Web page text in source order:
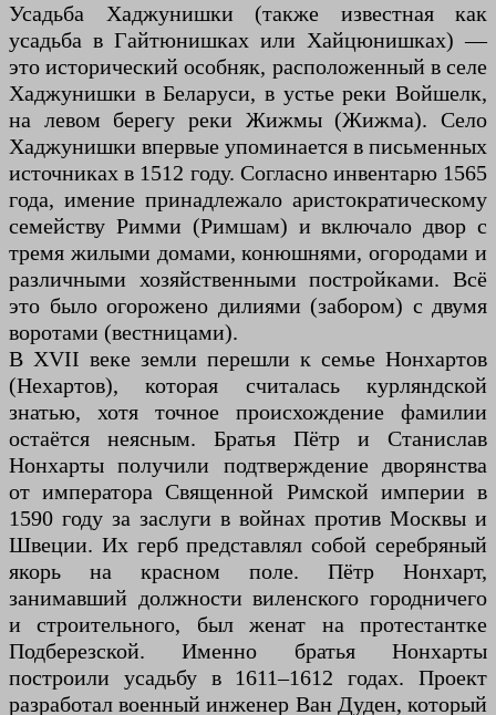
Усадьба Хаджунишки (также известная как
усадьба в Гайтюнишках или Хайцюнишках) —
это исторический особняк, расположенный в селе
Хаджунишки в Беларуси, в устье реки Войшелк,
на левом берегу реки Жижмы (Жижма). Село
Хаджунишки впервые упоминается в письменных
источниках в 1512 году. Согласно инвентарю 1565
года, имение принадлежало аристократическому
семейству Римми (Римшам) и включало двор с
тремя жилыми домами, конюшнями, огородами и
различными хозяйственными постройками. Всё
это было огорожено дилиями (забором) с двумя
воротами (вестницами).
В XVII веке земли перешли к семье Нонхартов
(Нехартов), которая считалась курляндской
знатью, хотя точное происхождение фамилии
остаётся неясным. Братья Пётр и Станислав
Нонхарты получили подтверждение дворянства
от императора Священной Римской империи в
1590 году за заслуги в войнах против Москвы и
Швеции. Их герб представлял собой серебряный
якорь на красном поле. Пётр Нонхарт,
занимавший должности виленского городничего
и строительного, был женат на протестантке
Подберезской. Именно братья Нонхарты
построили усадьбу в 1611–1612 годах. Проект
разработал военный инженер Ван Дуден, который